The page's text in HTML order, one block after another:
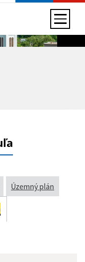
Územný plán